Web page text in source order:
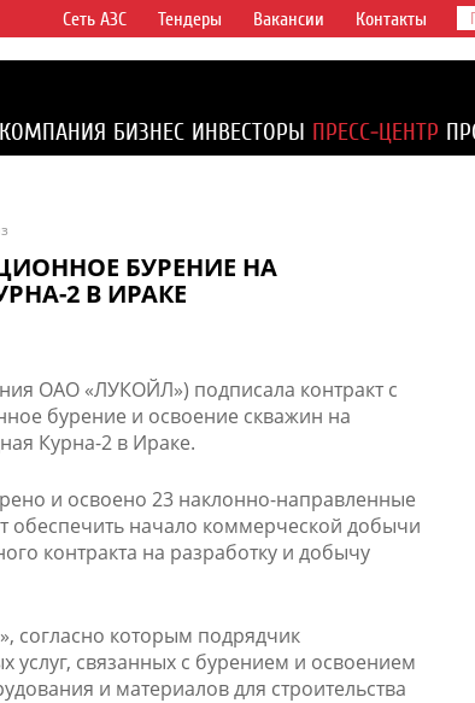
Сеть АЗС Тендеры Вакансии Контакты
КОМПАНИЯ БИЗНЕС ИНВЕСТОРЫ ПРЕСС-ЦЕНТР
БУРЕНИЕ НА
2 В ИРАКЕ
ОАО «ЛУКОЙЛ») подписала контракт с
бурение и освоение скважин на
Курна-2 в Ираке.
и освоено 23 наклонно-направленные
обеспечить начало коммерческой добычи
контракта на разработку и добычу
согласно которым подрядчик
услуг, связанных с бурением и освоением
и материалов для строительства